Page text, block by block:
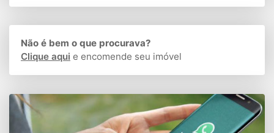
Não é bem o que procurava?
Clique aqui e encomende seu imóvel